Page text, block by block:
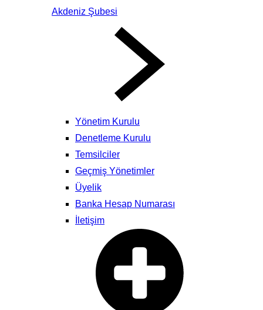
Akdeniz Şubesi
Yönetim Kurulu
Denetleme Kurulu
Temsilciler
Geçmiş Yönetimler
Üyelik
Banka Hesap Numarası
İletişim